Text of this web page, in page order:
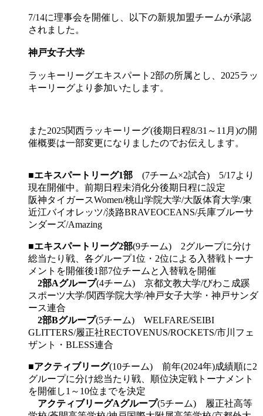
7/14に理事会を開催し、以下の新規加盟チームが承認
されました。
神戸女子大学
ラッキーリーグエキスパート2部の所属とし、2025ラッ
キーリーグより参加いたします。
また2025関西ラッキーリーグ(後期日程8/31～11月)の開
催概要は一部変更になりましたのでお伝えします。
■エキスパートリーグ1部 (7チーム×2試合) 5/17より
現在開催中。前期日程未消化分後期日程に設定
阪神タイガースWomen/桃山学院大学/大阪体育大学/東
近江バイオレッツ/淡路BRAVEOCEANS/兵庫ブルーサ
ンダーズ/Amazing
■エキスパートリーグ2部(9チーム) 2グループに分け
総当たり戦、各グループ1位・2位による入替戦トーナ
メントを開催後1部7位チームと入替戦を開催
2部Aグループ(4チーム) 京都文教大学/びわこ成蹊
スポーツ大学/関西学院大学/神戸女子大学・神戸サンダ
ース連合
2部Bグループ(5チーム) WELFARE/SEIBI
GLITTERS/履正社RECTOVENUS/ROCKETS/市川フェ
ザント・BLESS連合
■アクティブリーグ(10チーム) 前年(2024年)成績順に2
グループに分け総当たり戦、順位決定戦トーナメント
を開催し1～10位までを決定
アクティブリーグAグループ(5チーム) 履正社高等